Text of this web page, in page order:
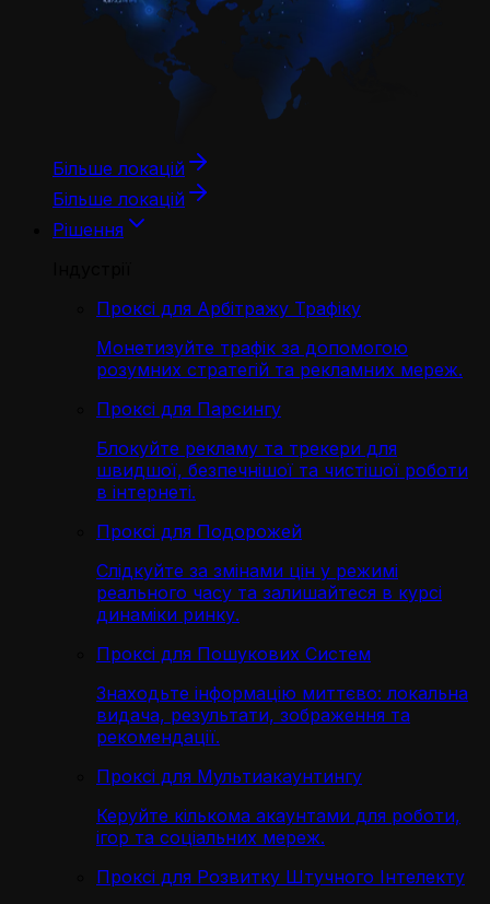
Більше локацій
Більше локацій
Рішення
Проксі для Арбітражу Трафіку
Монетизуйте трафік за допомогою
розумних стратегій та рекламних мереж.
Проксі для Парсингу
Блокуйте рекламу та трекери для
швидшої, безпечнішої та чистішої роботи
в інтернеті.
Проксі для Подорожей
Слідкуйте за змінами цін у режимі
реального часу та залишайтеся в курсі
динаміки ринку.
Проксі для Пошукових Систем
Знаходьте інформацію миттєво: локальна
видача, результати, зображення та
рекомендації.
Проксі для Мультиакаунтингу
Керуйте кількома акаунтами для роботи,
ігор та соціальних мереж.
Проксі для Розвитку Штучного Інтелекту